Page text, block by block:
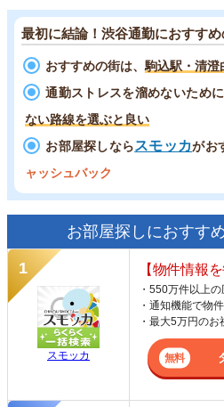
最初に結論！渋谷通勤におすす
おすすめの街は、 駒込駅・清澄
通勤ストレスを溜めないために
ない路線を選ぶと良い
お部屋探しならスモッカがお
ャッシュバック
お部屋探しにおすす
スモッカ
【物件情報
・550万件以上
・通知機能で物
・最大5万円の